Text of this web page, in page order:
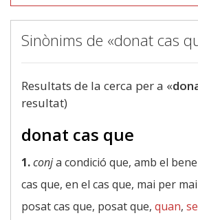
Sinònims de «donat cas
Resultats de la cerca per a «
resultat)
donat cas que
1.conja condició que, amb el
cas que, en el cas que, mai per
posat cas que, posat que, quan,